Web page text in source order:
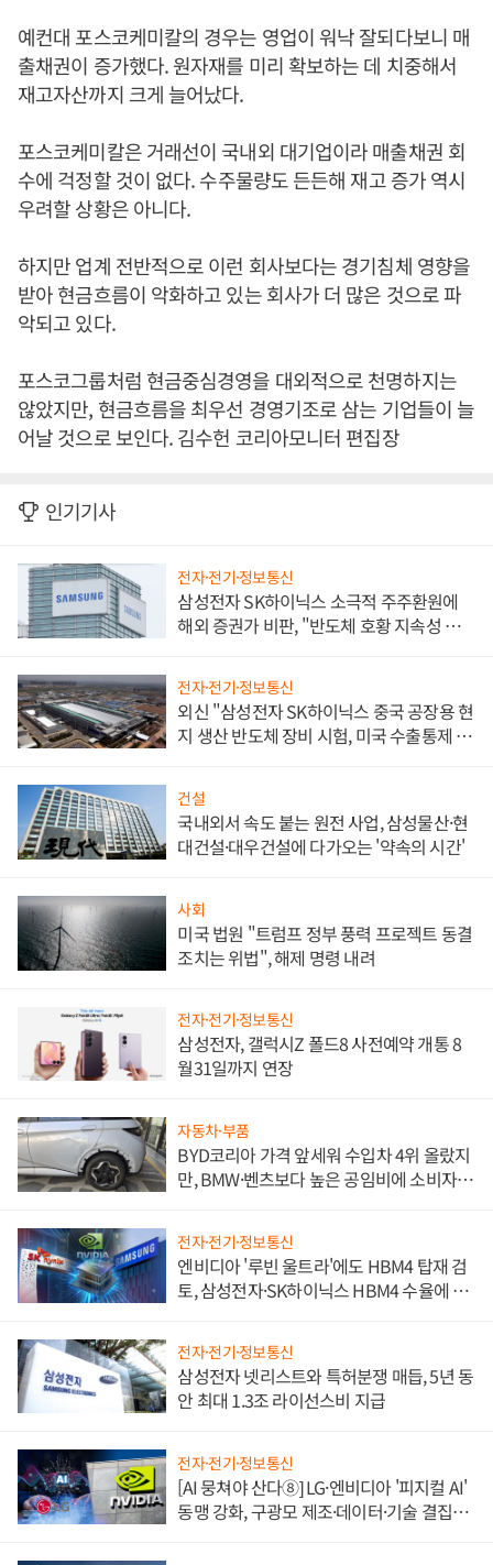
예컨대 포스코케미칼의 경우는 영업이 워낙 잘되다보니 매
출채권이 증가했다. 원자재를 미리 확보하는 데 치중해서
재고자산까지 크게 늘어났다.
포스코케미칼은 거래선이 국내외 대기업이라 매출채권 회
수에 걱정할 것이 없다. 수주물량도 든든해 재고 증가 역시
우려할 상황은 아니다.
하지만 업계 전반적으로 이런 회사보다는 경기침체 영향을
받아 현금흐름이 악화하고 있는 회사가 더 많은 것으로 파
악되고 있다.
포스코그룹처럼 현금중심경영을 대외적으로 천명하지는
않았지만, 현금흐름을 최우선 경영기조로 삼는 기업들이 늘
어날 것으로 보인다. 김수헌 코리아모니터 편집장
인기기사
전자·전기·정보통신
삼성전자 SK하이닉스 소극적 주주환원에
해외 증권가 비판, "반도체 호황 지속성 의
전자·전기·정보통신
외신 "삼성전자 SK하이닉스 중국 공장용 현
지 생산 반도체 장비 시험, 미국 수출통제 대
건설
국내외서 속도 붙는 원전 사업, 삼성물산·현
대건설·대우건설에 다가오는 '약속의 시간'
사회
미국 법원 "트럼프 정부 풍력 프로젝트 동결
조치는 위법", 해제 명령 내려
전자·전기·정보통신
삼성전자, 갤럭시Z 폴드8 사전예약 개통 8
월31일까지 연장
자동차·부품
BYD코리아 가격 앞세워 수입차 4위 올랐지
만, BMW·벤츠보다 높은 공임비에 소비자
전자·전기·정보통신
엔비디아 '루빈 울트라'에도 HBM4 탑재 검
토, 삼성전자·SK하이닉스 HBM4 수율에 주
전자·전기·정보통신
삼성전자 넷리스트와 특허분쟁 매듭, 5년 동
안 최대 1.3조 라이선스비 지급
전자·전기·정보통신
[AI 뭉쳐야 산다⑧] LG·엔비디아 '피지컬 AI'
동맹 강화, 구광모 제조·데이터·기술 결집